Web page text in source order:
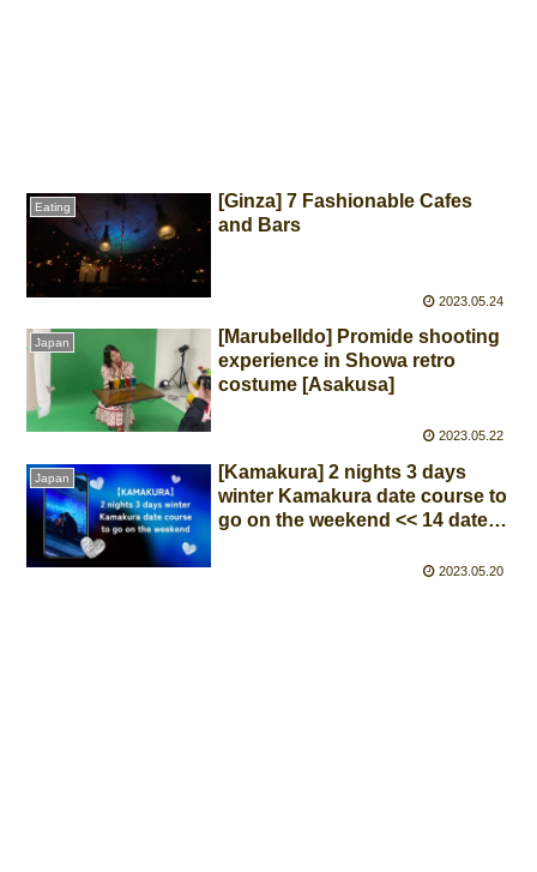
Eating
[Ginza] 7 Fashionable Cafes
and Bars
2023.05.24
Japan
[Marubelldo] Promide shooting
experience in Showa retro
costume [Asakusa]
2023.05.22
Japan
[Kamakura] 2 nights 3 days
winter Kamakura date course to
go on the weekend << 14 date
2023.05.20